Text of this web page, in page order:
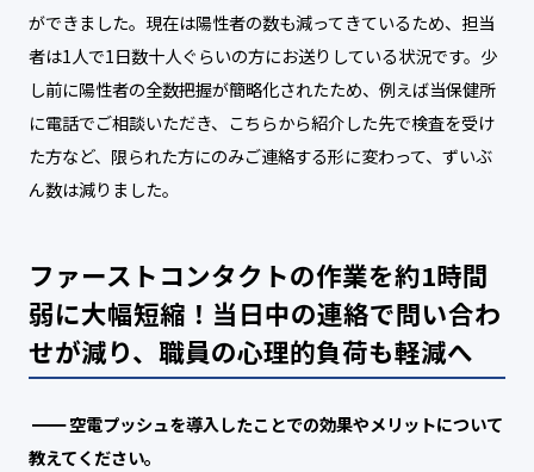
ができました。現在は陽性者の数も減ってきているため、担当
者は1人で1日数十人ぐらいの方にお送りしている状況です。少
し前に陽性者の全数把握が簡略化されたため、例えば当保健所
に電話でご相談いただき、こちらから紹介した先で検査を受け
た方など、限られた方にのみご連絡する形に変わって、ずいぶ
ん数は減りました。
ファーストコンタクトの作業を約1時間
弱に大幅短縮！ 当日中の連絡で問い合わ
せが減り、職員の心理的負荷も軽減へ
空電プッシュを導入したことでの効果やメリットについて
教えてください。